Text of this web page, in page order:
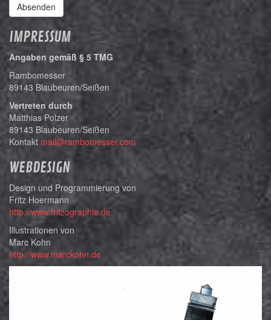
Absenden
IMPRESSUM
Angaben gemäß § 5 TMG
Rambomesser
89143 Blaubeuren/Seißen
Vertreten durch
Matthias Polzer
89143 Blaubeuren/Seißen
Kontakt mail@rambomesser.com
WEBDESIGN
Design und Programmierung von
Fritz Hoermann
http://www.fritzographie.de
Illustrationen von
Marc Kohn
http://www.marckohn.de